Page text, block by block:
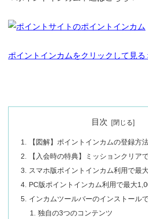
ポイントインカムをクリックして見る
目次
【図解】ポイントインカムの登録方
【入会時の特典】ミッションクリア
スマホ版ポイントインカム利用で最
PC版ポイントインカム利用で最大
インカムツールバーのインストール
独自の3つのコンテンツ